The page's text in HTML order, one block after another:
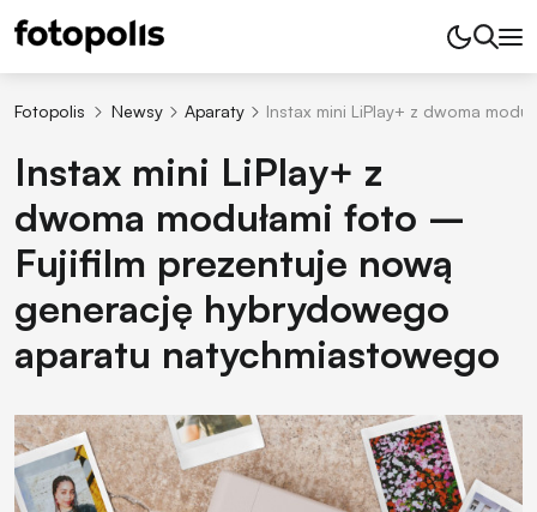
Fotopolis Newsy Aparaty Instax mini LiPlay+ z dwoma
Instax mini LiPlay+ z
dwoma modułami foto –
Fujifilm prezentuje nową
generację hybrydowego
aparatu natychmiastowego